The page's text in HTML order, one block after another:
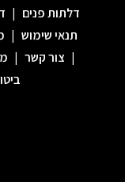
דלתות פנים |
תנאי שימוש |
| צור קשר |